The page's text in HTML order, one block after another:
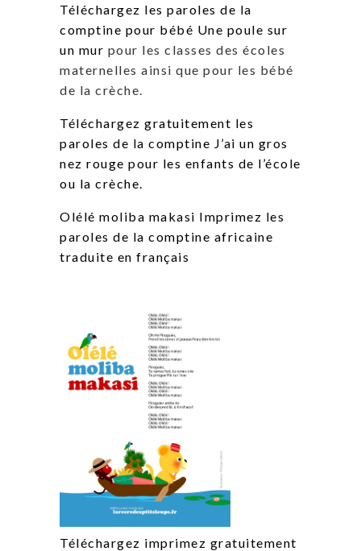
Téléchargez les paroles de la
comptine pour bébé Une poule sur
un mur pour les classes des écoles
maternelles ainsi que pour les bébé
de la crèche.
Téléchargez gratuitement les
paroles de la comptine J’ai un gros
nez rouge pour les enfants de l’école
ou la crèche.
Olélé moliba makasi Imprimez les
paroles de la comptine africaine
traduite en français
Téléchargez imprimez gratuitement